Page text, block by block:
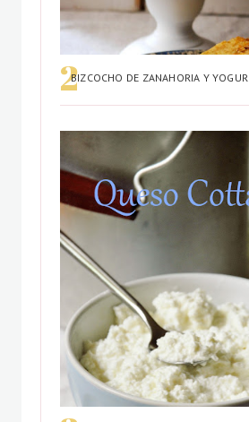
BIZCOCHO DE ZANAHORIA Y YOGUR